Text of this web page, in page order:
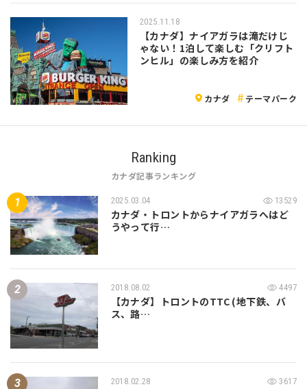
2025.11.18
【カナダ】ナイアガラは滝だけじ
ゃない！1泊して楽しむ「クリフト
ンヒル」の楽しみ方を紹介
カナダ テーマパーク
Ranking
カナダ記事ランキング
2025.03.04 13529
カナダ・トロントからナイアガラへはど
うやって行…
2018.08.02 4497
【カナダ】トロントのTTC (地下鉄、バ
ス、路…
2018.02.28 3617